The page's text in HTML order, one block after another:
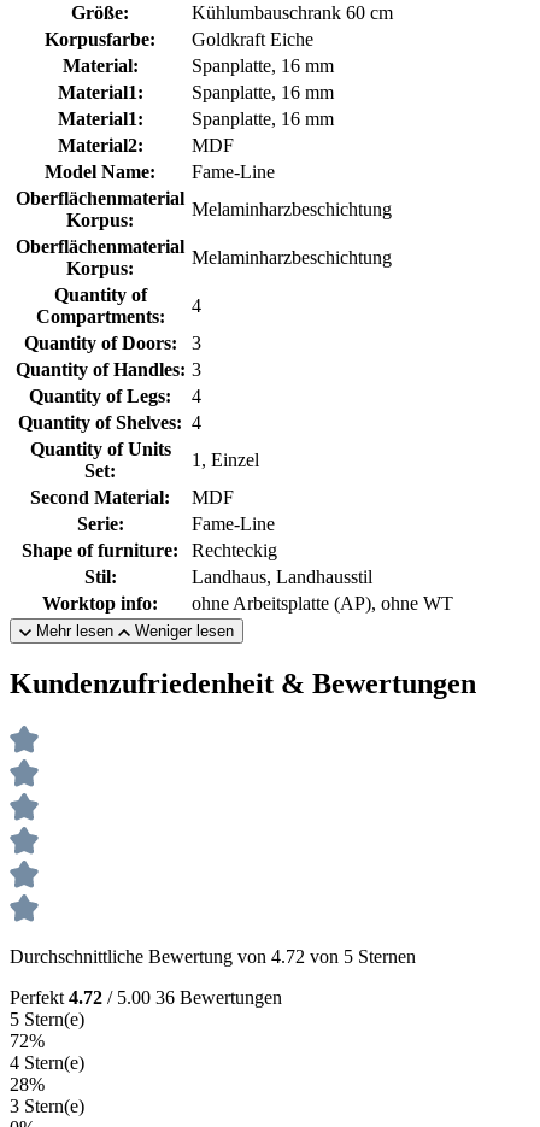
Größe:
Kühlumbauschrank 60 cm
Korpusfarbe:
Goldkraft Eiche
Material:
Spanplatte, 16 mm
Material1:
Spanplatte, 16 mm
Material1:
Spanplatte, 16 mm
Material2:
MDF
Model Name:
Fame-Line
Oberflächenmaterial
Korpus:
Melaminharzbeschichtung
Oberflächenmaterial
Korpus:
Melaminharzbeschichtung
Quantity of
Compartments:
4
Quantity of Doors:
3
Quantity of Handles: 3
Quantity of Legs:
4
Quantity of Shelves: 4
Quantity of Units
Set:
1, Einzel
Second Material:
MDF
Serie:
Fame-Line
Shape of furniture:
Rechteckig
Stil:
Landhaus, Landhausstil
Worktop info:
ohne Arbeitsplatte (AP), ohne WT
Mehr lesen Weniger lesen
Kundenzufriedenheit & Bewertungen
Durchschnittliche Bewertung von 4.72 von 5 Sternen
Perfekt 4.72 / 5.00 36 Bewertungen
5 Stern(e)
72%
4 Stern(e)
28%
3 Stern(e)